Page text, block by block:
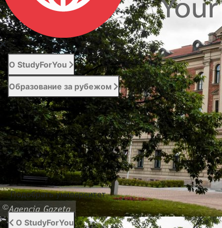
О StudyForYou
Образование за рубежом
Абитуриенту
Услуги
Новости
Контакты
Подобрать университет
О StudyForYou